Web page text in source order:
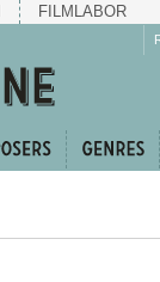
FILMLABOR